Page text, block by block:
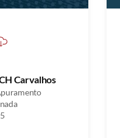
Carvalhos